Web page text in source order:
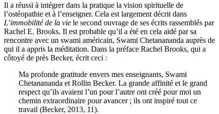
Il a réussi à intégrer dans la pratique la vision spirituelle de
l’ostéopathie et à l’enseigner. Cela est largement décrit dans
L’immobilité de la vie le second ouvrage de ses écrits rassemblés par
Rachel E. Brooks. Il est probable qu’il a été en cela aidé par sa
rencontre avec un swami américain, Swami Chetanananda auprès de
qui il a appris la méditation. Dans la préface Rachel Brooks, qui a
côtoyé de près Becker, écrit ceci :
Ma profonde gratitude envers mes enseignants, Swami
Chetanananda et Rollin Becker. La grande affinité et le grand
respect qu’ils avaient l’un pour l’autre ont créé pour moi un
chemin extraordinaire pour avancer ; ils ont inspiré tout ce
travail (Becker, 2013, 11).